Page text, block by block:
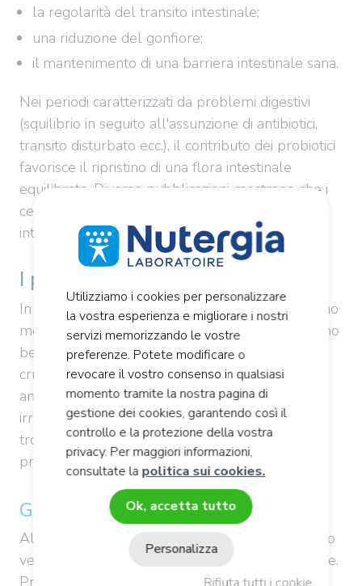
la regolarità del transito intestinale;
una riduzione del gonfiore;
il mantenimento di una barriera intestinale sana.
Nei periodi caratterizzati da problemi digestivi
(squilibrio in seguito all'assunzione di antibiotici,
transito disturbato ecc.), il contributo dei probiotici
favorisce il ripristino di una flora intestinale
equilibrata. Diverse pubblicazioni mostrano che i
ceppi di lattobacilli migliorano i problemi
intestinali.
I probiotici negli alimenti
In caso di problemi intestinali, sarebbe opportuno
modificare la propria dieta. I probiotici, infatti, sono
ben presenti in alimenti come lo yogurt, il latte
crudo o fermentato (latticello), i formaggi, ma
anche i crauti o il lievito di birra. Perciò sarebbe
irragionevole aggiungere nella propria dieta
troppi latticini per assicurarsi un apporto di
probiotici.
Gli alimenti probiotici
Alimenti lattofermentati, come kefir, kombucha o
verdure conservate mediante lattofermentazione.
Prepararli è molto semplice e i benefici per
Utilizziamo i cookies per personalizzare
la vostra esperienza e migliorare i nostri
servizi memorizzando le vostre
preferenze. Potete modificare o
revocare il vostro consenso in qualsiasi
momento tramite la nostra pagina di
gestione dei cookies, garantendo così il
controllo e la protezione della vostra
privacy. Per maggiori informazioni,
consultate la politica sui cookies.
Ok, accetta tutto
Personalizza